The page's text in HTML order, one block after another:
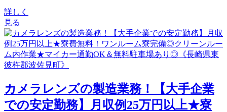
詳しく
見る
カメラレンズの製造業務！【大手企業
での安定勤務】月収例25万円以上★寮